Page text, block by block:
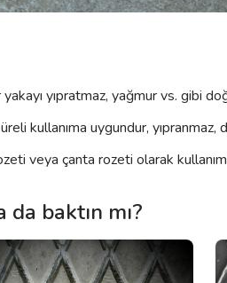
yıpratmaz, yağmur vs. gibi
kullanıma uygundur, yıpranmaz,
veya çanta rozeti olarak
da baktın mı?